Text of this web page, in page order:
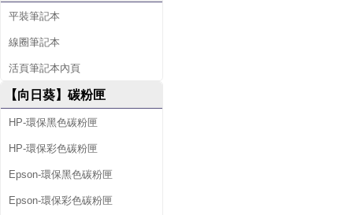
平裝筆記本
線圈筆記本
活頁筆記本內頁
【向日葵】碳粉匣
HP-環保黑色碳粉匣
HP-環保彩色碳粉匣
Epson-環保黑色碳粉匣
Epson-環保彩色碳粉匣